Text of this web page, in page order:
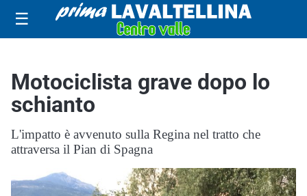
☰
Motociclista grave dopo lo
schianto
L'impatto è avvenuto sulla Regina nel tratto che
attraversa il Pian di Spagna